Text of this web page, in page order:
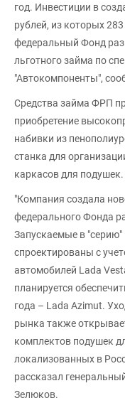
год. Инвестиции в
рублей, из которых
федеральный Фонд
льготного займа по
"Автокомпоненты",
Средства займа ФРП
приобретение
набивки из
станка для
каркасов для подушек.
"Компания создала
федерального Фонда
Запускаемые в
спроектированы с
автомобилей Lada
планируется
года – Lada Azimut.
рынка также
комплектов подушек
локализованных в
рассказал
Зелюков.